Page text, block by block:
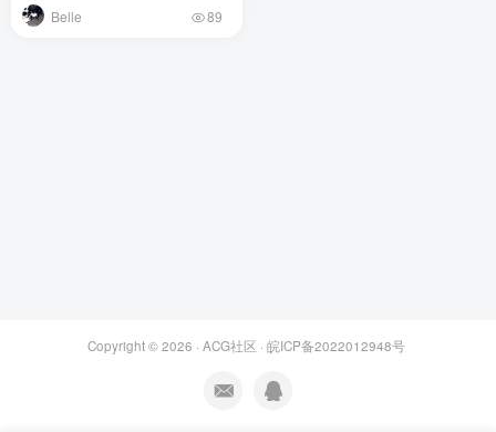
Belle 89
Copyright © 2026 · ACG社区 · 皖ICP备2022012948号